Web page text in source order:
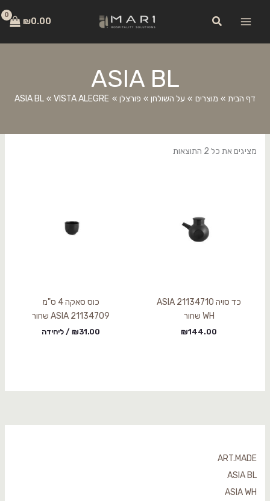
חיפוש ₪0.00
ASIA BL
דף הבית מוצרים על השולחן פורצלן VISTA ALEGRE
ASIA BL
ART.MADE
ASIA BL
ASIA WH
מציגים את כל ⁦2⁩ התוצאות
כד סויה 21134710 ASIA
WH שחור
₪144.00
כוס סאקה 4 ס"מ
21134709 ASIA שחור
₪31.00 / ליחידה